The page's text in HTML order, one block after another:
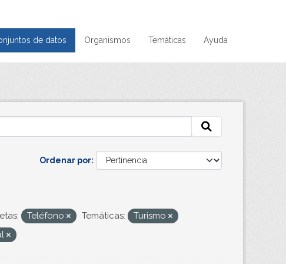
de datos Organismos Temáticas Ayuda
Ordenar por
Teléfono Temáticas:
Turismo